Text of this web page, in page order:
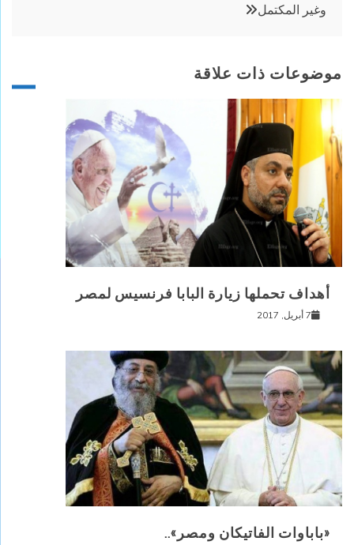
وغير المكتمل
موضوعات ذات علاقة
أهداف تحملها زيارة البابا فرنسيس لمصر
7 أبريل, 2017
«باباوات الفاتيكان ومصر»..